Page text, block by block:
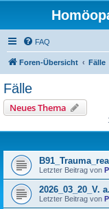
FAQ
Foren-Übersicht Fälle
Fälle
Neues Thema
Letzter Beitrag von
2026_03_20_V.
Letzter Beitrag von